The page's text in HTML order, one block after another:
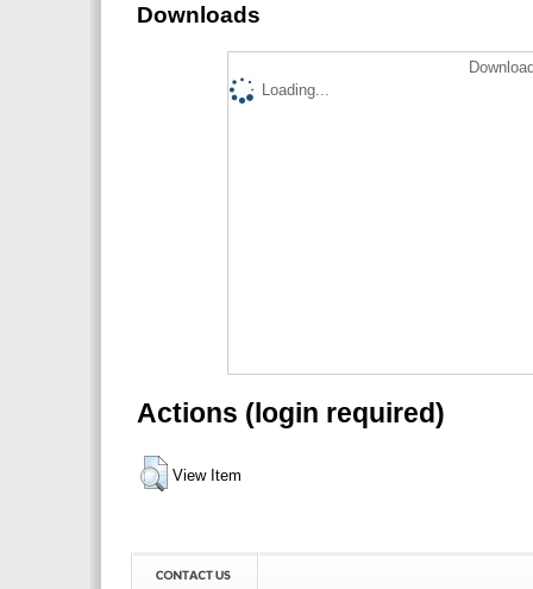
Downloads
Loading...
Actions (login required)
View Item